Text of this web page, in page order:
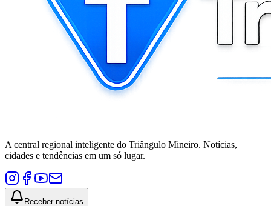
A central regional inteligente do Triângulo Mineiro. Notícias,
cidades e tendências em um só lugar.
Receber notícias